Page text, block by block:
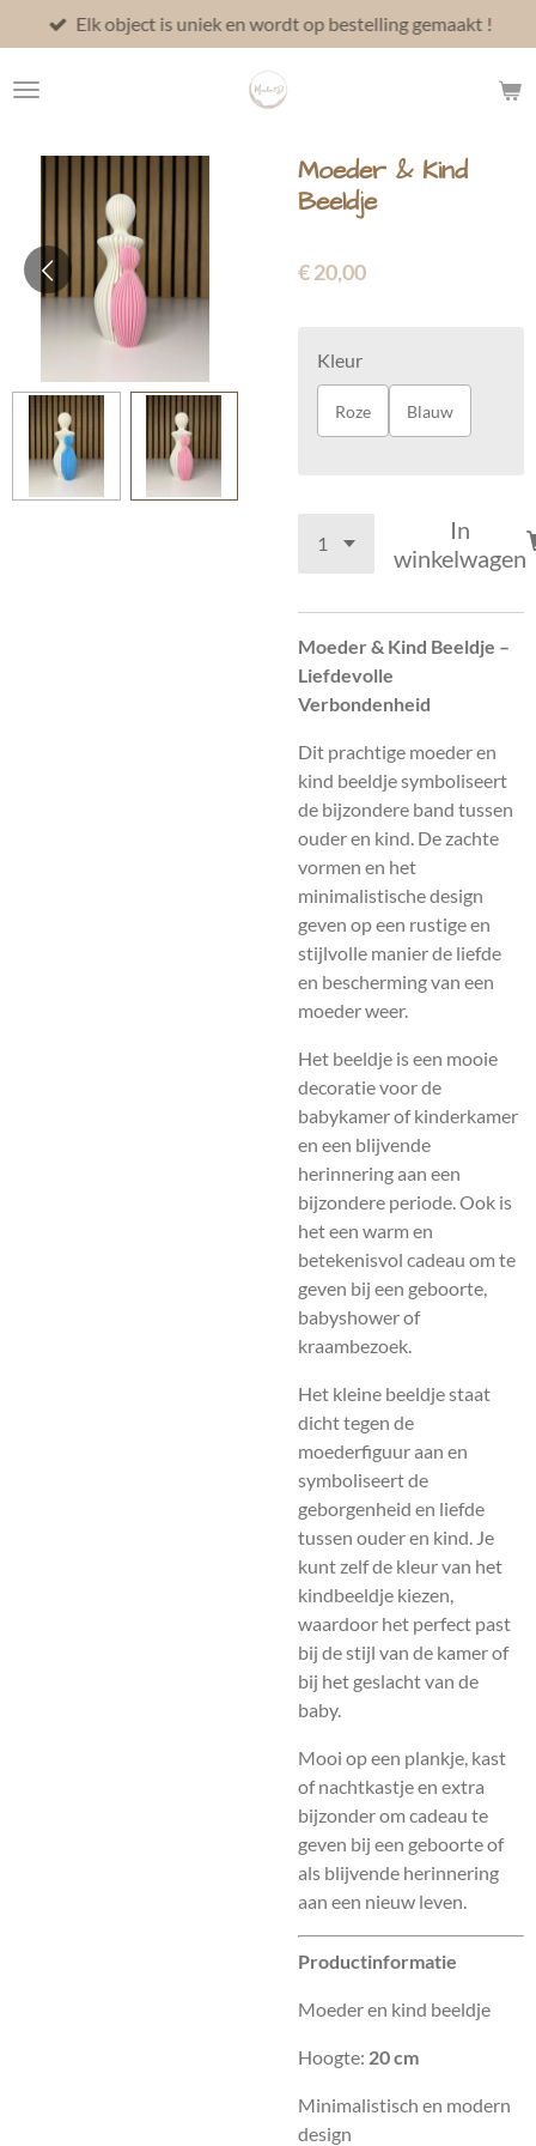
direct
naar
Elk object is uniek en wordt op bestelling gemaakt !
Moeder & Kind
Beeldje
€ 20,00
Kleur
Roze Blauw
In
winkelwagen
Moeder & Kind Beeldje –
Liefdevolle
Verbondenheid
Dit prachtige moeder en
kind beeldje symboliseert
de bijzondere band tussen
ouder en kind. De zachte
vormen en het
minimalistische design
geven op een rustige en
stijlvolle manier de liefde
en bescherming van een
moeder weer.
Het beeldje is een mooie
decoratie voor de
babykamer of kinderkamer
en een blijvende
herinnering aan een
bijzondere periode. Ook is
het een warm en
betekenisvol cadeau om te
geven bij een geboorte,
babyshower of
kraambezoek.
Het kleine beeldje staat
dicht tegen de
moederfiguur aan en
symboliseert de
geborgenheid en liefde
tussen ouder en kind. Je
kunt zelf de kleur van het
kindbeeldje kiezen,
waardoor het perfect past
bij de stijl van de kamer of
bij het geslacht van de
baby.
Mooi op een plankje, kast
of nachtkastje en extra
bijzonder om cadeau te
geven bij een geboorte of
als blijvende herinnering
aan een nieuw leven.
Productinformatie
Moeder en kind beeldje
Hoogte: 20 cm
Minimalistisch en modern
design